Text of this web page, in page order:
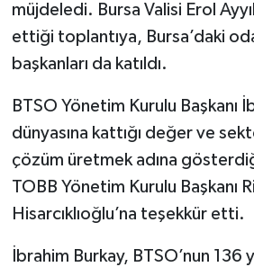
müjdeledi. Bursa Valisi Erol
ettiği toplantıya, Bursa’daki
başkanları da katıldı.
BTSO Yönetim Kurulu Başkanı
dünyasına kattığı değer ve
çözüm üretmek adına
TOBB Yönetim Kurulu Başkanı
Hisarcıklıoğlu’na teşekkür etti.
İbrahim Burkay, BTSO’nun 136